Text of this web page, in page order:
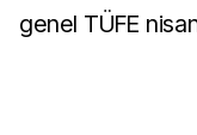
genel TÜFE